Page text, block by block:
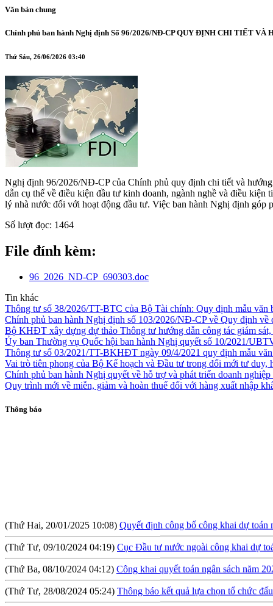
Văn bản chung
Chính phủ ban hành Nghị định Số 96/2026/NĐ-CP QUY ĐỊNH CHI TIẾT
Thứ Sáu, 26/06/2026 03:40
Nghị định 96/2026/NĐ-CP của Chính phủ quy định chi tiết và
dẫn cụ thể về điều kiện đầu tư kinh doanh, ngành nghề và điều
lý nhà nước đối với hoạt động đầu tư. Việc ban hành Nghị định góp
Số lượt đọc: 1464
File đính kèm:
96_2026_ND-CP_690303.doc
Tin khác
Thông tư số 38/2026/TT-BTC của Bộ Tài chính: Quy định mẫu văn
Chính phủ ban hành Nghị định số 103/2026/NĐ-CP về Quy định về
Bộ KHĐT xây dựng dự thảo Thông tư hướng dẫn công tác giám
Ủy ban Thường vụ Quốc hội ban hành Nghị quyết số 10/2021/
Thông tư số 03/2021/TT-BKHĐT ngày 09/4/2021 quy định mẫu
Vai trò tiên phong của Bộ Kế hoạch và Đầu tư trong đổi mới tư duy,
Chính phủ ban hành Nghị quyết về hỗ trợ và phát triển doanh nghiệp
Quy trình mới về miễn, giảm và hoàn thuế đối với hàng xuất nhập
Thông báo
(Thứ Tư, 09/10/2024 04:19) Cục Đầu tư nước ngoài công khai dự
(Thứ Ba, 08/10/2024 04:12) Công khai quyết toán ngân sách năm
(Thứ Tư, 28/08/2024 05:24)Thông báo kết quả lựa chọn tổ chức
(Thứ Sáu, 09/08/2024 10:57)Hội thảo: Cơ chế khuyến khích đầu tư